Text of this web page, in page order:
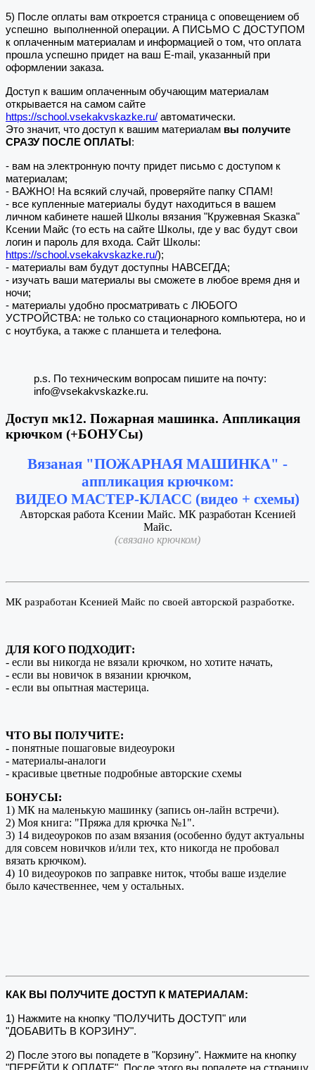
5) После оплаты вам откроется страница с оповещением об
успешно выполненной операции. А ПИСЬМО С ДОСТУПОМ
к оплаченным материалам и информацией о том, что оплата
прошла успешно придет на ваш E-mail, указанный при
оформлении заказа.
Доступ к вашим оплаченным обучающим материалам
открывается на самом сайте
https://school.vsekakvskazke.ru/ автоматически.
Это значит, что доступ к вашим материалам вы получите
СРАЗУ ПОСЛЕ ОПЛАТЫ :
- вам на электронную почту придет письмо с доступом к
материалам;
- ВАЖНО! На всякий случай, проверяйте папку СПАМ!
- все купленные материалы будут находиться в вашем
личном кабинете нашей Школы вязания "Кружевная Sказка"
Ксении Майс (то есть на сайте Школы, где у вас будут свои
логин и пароль для входа. Сайт Школы:
https://school.vsekakvskazke.ru/);
- материалы вам будут доступны НАВСЕГДА;
- изучать ваши материалы вы сможете в любое время дня и
ночи;
- материалы удобно просматривать с ЛЮБОГО
УСТРОЙСТВА: не только со стационарного компьютера, но и
с ноутбука, а также с планшета и телефона.
p.s. По техническим вопросам пишите на почту:
info@vsekakvskazke.ru.
Доступ мк12. Пожарная машинка. Аппликация
крючком (+БОНУСы)
Вязаная "ПОЖАРНАЯ МАШИНКА" -
аппликация крючком:
ВИДЕО МАСТЕР-КЛАСС (видео + схемы)
Авторская работа Ксении Майс. МК разработан Ксенией
Майс.
(связано крючком)
МК разработан Ксенией Майс по своей авторской разработке.
ДЛЯ КОГО ПОДХОДИТ:
- если вы никогда не вязали крючком, но хотите начать,
- если вы новичок в вязании крючком,
- если вы опытная мастерица.
ЧТО ВЫ ПОЛУЧИТЕ:
- понятные пошаговые видеоуроки
- материалы-аналоги
- красивые цветные подробные авторские схемы
БОНУСЫ:
1) МК на маленькую машинку (запись он-лайн встречи).
2) Моя книга: "Пряжа для крючка №1".
3) 14 видеоуроков по азам вязания (особенно будут актуальны
для совсем новичков и/или тех, кто никогда не пробовал
вязать крючком).
4) 10 видеоуроков по заправке ниток, чтобы ваше изделие
было качественнее, чем у остальных.
КАК ВЫ ПОЛУЧИТЕ ДОСТУП К МАТЕРИАЛАМ:
1) Нажмите на кнопку "ПОЛУЧИТЬ ДОСТУП" или
"ДОБАВИТЬ В КОРЗИНУ".
2) После этого вы попадете в "Корзину". Нажмите на кнопку